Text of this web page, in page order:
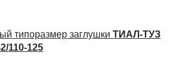
типоразмер заглушки ТИАЛ-ТУЗ
110-125